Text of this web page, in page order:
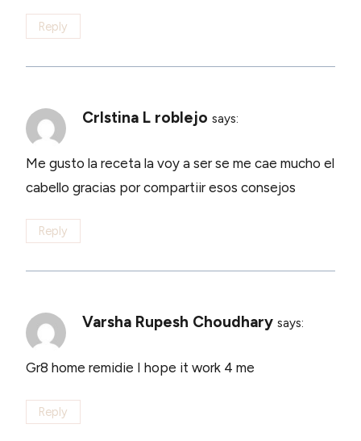
Reply
CrIstina L roblejo says:
Me gusto la receta la voy a ser se me cae mucho el
cabello gracias por compartiir esos consejos
Reply
Varsha Rupesh Choudhary says:
Gr8 home remidie I hope it work 4 me
Reply